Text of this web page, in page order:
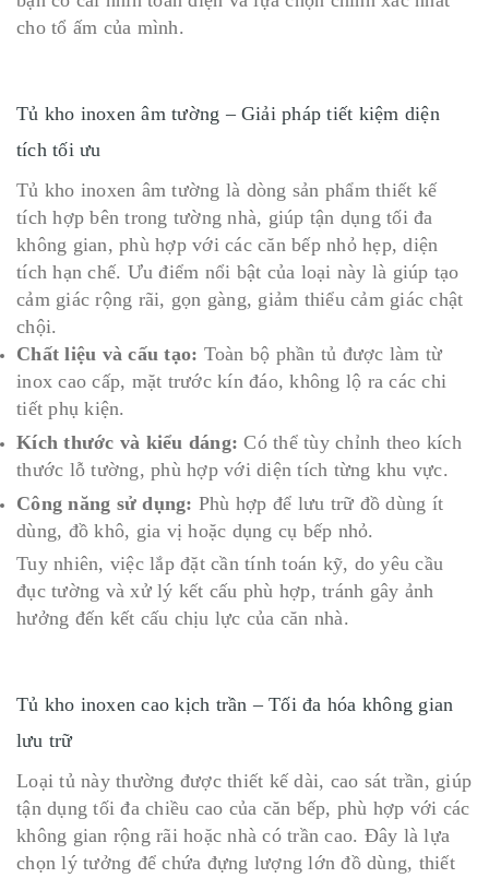
cho tổ ấm của mình.
Tủ kho inoxen âm tường – Giải pháp tiết kiệm diện
tích tối ưu
Tủ kho inoxen âm tường là dòng sản phẩm thiết kế
tích hợp bên trong tường nhà, giúp tận dụng tối đa
không gian, phù hợp với các căn bếp nhỏ hẹp, diện
tích hạn chế. Ưu điểm nổi bật của loại này là giúp tạo
cảm giác rộng rãi, gọn gàng, giảm thiểu cảm giác chật
chội.
Chất liệu và cấu tạo: Toàn bộ phần tủ được làm từ
inox cao cấp, mặt trước kín đáo, không lộ ra các chi
tiết phụ kiện.
Kích thước và kiểu dáng: Có thể tùy chỉnh theo kích
thước lỗ tường, phù hợp với diện tích từng khu vực.
Công năng sử dụng: Phù hợp để lưu trữ đồ dùng ít
dùng, đồ khô, gia vị hoặc dụng cụ bếp nhỏ.
Tuy nhiên, việc lắp đặt cần tính toán kỹ, do yêu cầu
đục tường và xử lý kết cấu phù hợp, tránh gây ảnh
hưởng đến kết cấu chịu lực của căn nhà.
Tủ kho inoxen cao kịch trần – Tối đa hóa không gian
lưu trữ
Loại tủ này thường được thiết kế dài, cao sát trần, giúp
tận dụng tối đa chiều cao của căn bếp, phù hợp với các
không gian rộng rãi hoặc nhà có trần cao. Đây là lựa
chọn lý tưởng để chứa đựng lượng lớn đồ dùng, thiết